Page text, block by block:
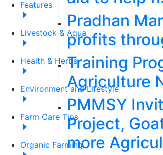
Features
Livestock & Aqua
Health & Herbs
Environment and Lifestyle
Farm Care Tips
Organic Farming
Pradhan
profits
Training
Agriculture
PMMSY
Project,
more